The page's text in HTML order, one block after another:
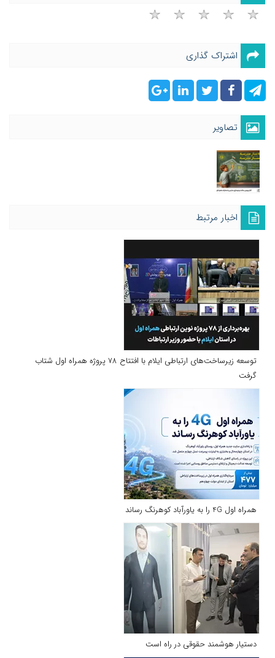
اشتراک گذاری
تصاویر
اخبار مرتبط
توسعه زیرساخت‌های ارتباطی ایلام با افتتاح ۷۸ پروژه همراه اول شتاب
گرفت
همراه اول 4G را به یاورآباد کوهرنگ رساند
دستیار هوشمند حقوقی در راه است